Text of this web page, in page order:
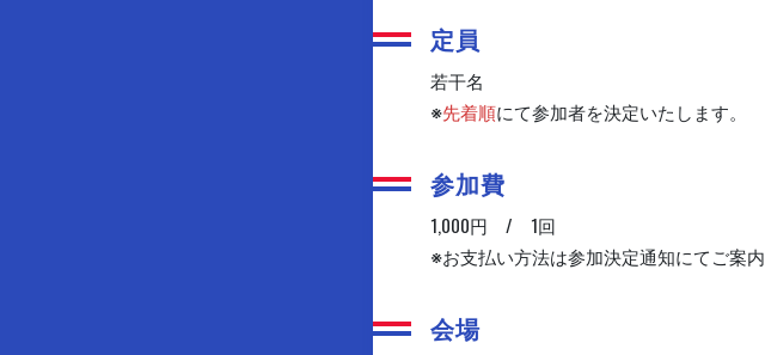
定員
若干名
※先着順にて参加者を決定いたします。
参加費
1,000円 / 1回
※お支払い方法は参加決定通知にてご案内
会場